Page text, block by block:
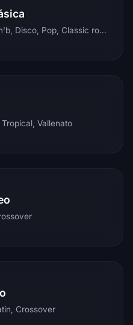
Dance, Rock, R'n'b, Disco, Pop, Classic rock, Techno, Reggae
Vallenato
Crossover